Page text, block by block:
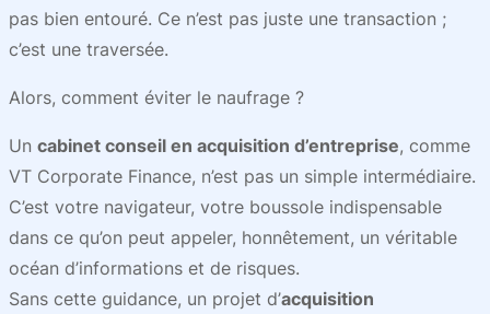
pas bien entouré. Ce n’est pas juste une transaction ;
c’est une traversée.
Alors, comment éviter le naufrage ?
Un cabinet conseil en acquisition d’entreprise, comme
VT Corporate Finance, n’est pas un simple intermédiaire.
C’est votre navigateur, votre boussole indispensable
dans ce qu’on peut appeler, honnêtement, un véritable
océan d’informations et de risques.
Sans cette guidance, un projet d’acquisition